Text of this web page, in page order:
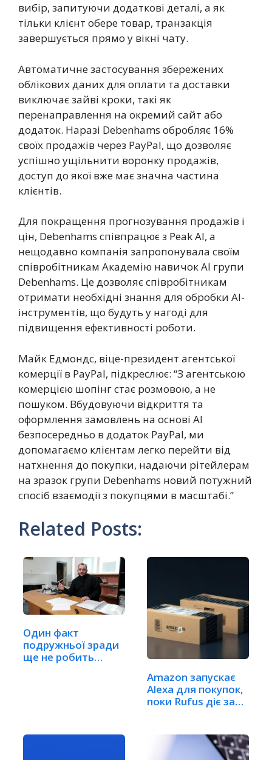
вибір, запитуючи додаткові деталі, а як
тільки клієнт обере товар, транзакція
завершується прямо у вікні чату.
Автоматичне застосування збережених
облікових даних для оплати та доставки
виключає зайві кроки, такі як
перенаправлення на окремий сайт або
додаток. Наразі Debenhams обробляє 16%
своїх продажів через PayPal, що дозволяє
успішно ущільнити воронку продажів,
доступ до якої вже має значна частина
клієнтів.
Для покращення прогнозування продажів і
цін, Debenhams співпрацює з Peak AI, а
нещодавно компанія запропонувала своїм
співробітникам Академію навичок AI групи
Debenhams. Це дозволяє співробітникам
отримати необхідні знання для обробки AI-
інструментів, що будуть у нагоді для
підвищення ефективності роботи.
Майк Едмондс, віце-президент агентської
комерції в PayPal, підкреслює: “З агентською
комерцією шопінг стає розмовою, а не
пошуком. Вбудовуючи відкриття та
оформлення замовлень на основі AI
безпосередньо в додаток PayPal, ми
допомагаємо клієнтам легко перейти від
натхнення до покупки, надаючи рітейлерам
на зразок групи Debenhams новий потужний
спосіб взаємодії з покупцями в масштабі.”
Related Posts:
Один факт
подружньої зради
ще не робить
Amazon запускає
Alexa для покупок,
поки Rufus діє за…